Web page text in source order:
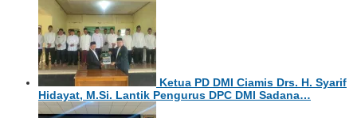
Ketua PD DMI Ciamis Drs. H. Syarif
Hidayat, M.Si. Lantik Pengurus DPC DMI Sadana…